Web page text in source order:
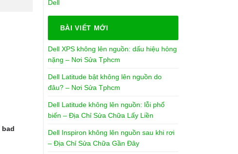
bad
BÀI VIẾT MỚI
Dell XPS không lên nguồn: dấu hiệu hỏng
nặng – Nơi Sửa Tphcm
Dell Latitude bật không lên nguồn do
đâu? – Nơi Sửa Tphcm
Dell Latitude không lên nguồn: lỗi phổ
biến – Địa Chỉ Sửa Chữa Lấy Liền
Dell Inspiron không lên nguồn sau khi rơi
– Địa Chỉ Sửa Chữa Gần Đây